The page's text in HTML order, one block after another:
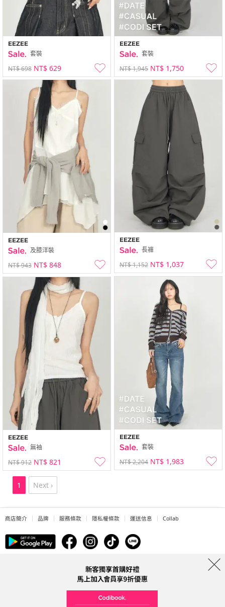
EEZEE
套裝
NT$ 1,945 NT$ 1,750
EEZEE
套裝
NT$ 698 NT$ 629
EEZEE
長褲
NT$ 1,152 NT$ 1,037
EEZEE
及膝洋裝
NT$ 943 NT$ 848
EEZEE
套裝
NT$ 2,204 NT$ 1,983
EEZEE
無袖
NT$ 912 NT$ 821
1 Next ›
商店簡介 品牌 服務條款 隱私權條款 運送信息 Collab
Tel: 0225311949 (Taiwan) Email: help@codibook.net
公司名稱: 韓商槐點科技有限公司